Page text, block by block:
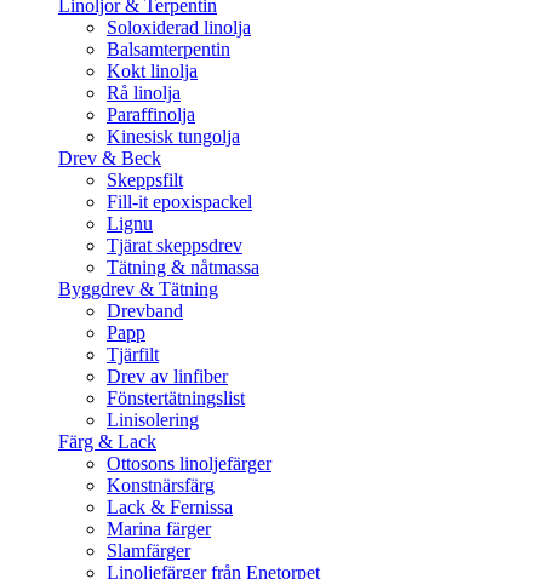
Linoljor & Terpentin
Soloxiderad linolja
Balsamterpentin
Kokt linolja
Rå linolja
Paraffinolja
Kinesisk tungolja
Drev & Beck
Skeppsfilt
Fill-it epoxispackel
Lignu
Tjärat skeppsdrev
Tätning & nåtmassa
Byggdrev & Tätning
Drevband
Papp
Tjärfilt
Drev av linfiber
Fönstertätningslist
Linisolering
Färg & Lack
Ottosons linoljefärger
Konstnärsfärg
Lack & Fernissa
Marina färger
Slamfärger
Linoljefärger från Enetorpet